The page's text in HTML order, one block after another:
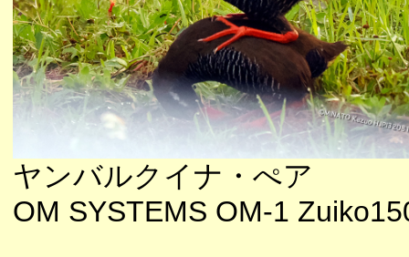
ヤンバルクイナ・ぺア
OM SYSTEMS OM-1